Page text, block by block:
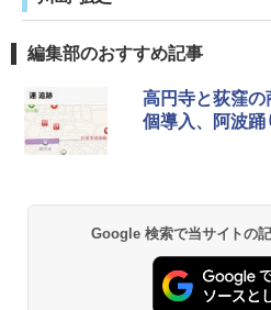
編集部のおすすめ記事
高円寺と荻窪
個導入、阿波踊
Google 検索で当サイトの